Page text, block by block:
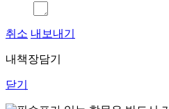
취소 내보내기
내책장담기
닫기